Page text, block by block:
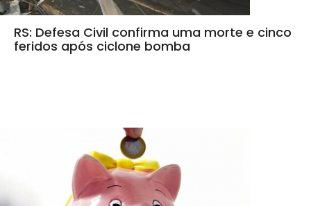
RS: Defesa Civil confirma uma morte e cinco
feridos após ciclone bomba